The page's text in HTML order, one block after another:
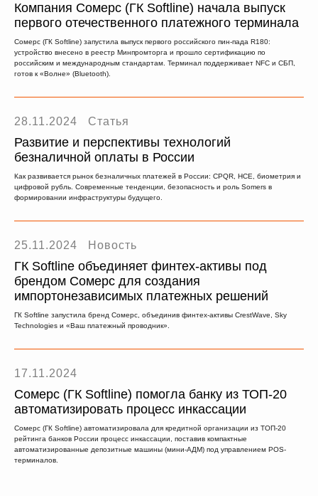
Компания Сомерс (ГК Softline) начала выпуск
первого отечественного платежного терминала
Сомерс (ГК Softline) запустила выпуск первого российского пин-пада R180:
устройство внесено в реестр Минпромторга и прошло сертификацию по
российским и международным стандартам. Терминал поддерживает NFC и СБП,
готов к «Волне» (Bluetooth).
28.11.2024 Статья
Развитие и перспективы технологий
безналичной оплаты в России
Как развивается рынок безналичных платежей в России: CPQR, HCE, биометрия и
цифровой рубль. Современные тенденции, безопасность и роль Somers в
формировании инфраструктуры будущего.
25.11.2024 Новость
ГК Softline объединяет финтех-активы под
брендом Сомерс для создания
импортонезависимых платежных решений
ГК Softline запустила бренд Сомерс, объединив финтех-активы CrestWave, Sky
Technologies и «Ваш платежный проводник».
17.11.2024
Сомерс (ГК Softline) помогла банку из ТОП-20
автоматизировать процесс инкассации
Сомерс (ГК Softline) автоматизировала для кредитной организации из ТОП-20
рейтинга банков России процесс инкассации, поставив компактные
автоматизированные депозитные машины (мини-АДМ) под управлением POS-
терминалов.